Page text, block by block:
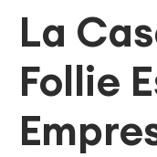
La
Follie